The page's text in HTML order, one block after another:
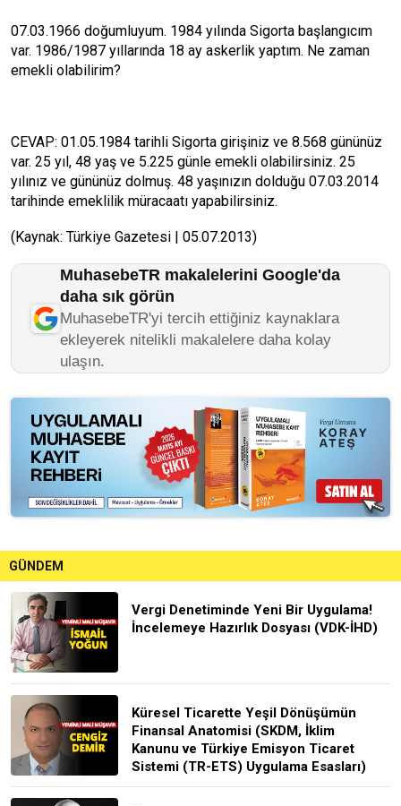
07.03.1966 doğumluyum. 1984 yılında Sigorta başlangıcım
var. 1986/1987 yıllarında 18 ay askerlik yaptım. Ne zaman
emekli olabilirim?
CEVAP: 01.05.1984 tarihli Sigorta girişiniz ve 8.568 gününüz
var. 25 yıl, 48 yaş ve 5.225 günle emekli olabilirsiniz. 25
yılınız ve gününüz dolmuş. 48 yaşınızın dolduğu 07.03.2014
tarihinde emeklilik müracaatı yapabilirsiniz.
(Kaynak: Türkiye Gazetesi | 05.07.2013)
MuhasebeTR makalelerini Google'da
daha sık görün
MuhasebeTR'yi tercih ettiğiniz kaynaklara
ekleyerek nitelikli makalelere daha kolay
ulaşın.
GÜNDEM
Vergi Denetiminde Yeni Bir Uygulama!
İncelemeye Hazırlık Dosyası (VDK-İHD)
Küresel Ticarette Yeşil Dönüşümün
Finansal Anatomisi (SKDM, İklim
Kanunu ve Türkiye Emisyon Ticaret
Sistemi (TR-ETS) Uygulama Esasları)